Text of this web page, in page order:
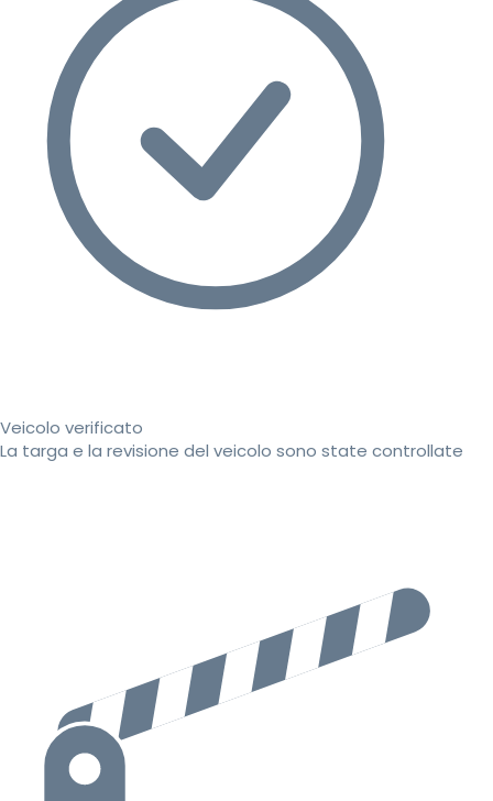
Veicolo verificato
La targa e la revisione del veicolo sono state controllate